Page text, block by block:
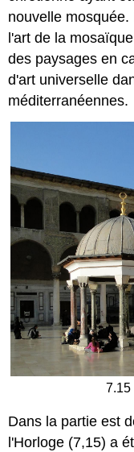
nouvelle
l'art de la
des paysages en
d'art universelle
méditerranéennes.
7.15
Dans la partie est
l'Horloge (7,15) a